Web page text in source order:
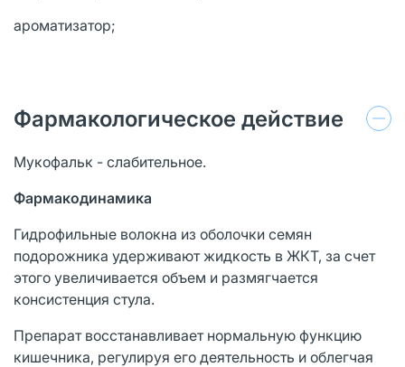
ароматизатор;
Фармакологическое действие
Мукофальк - слабительное.
Фармакодинамика
Гидрофильные волокна из оболочки семян
подорожника удерживают жидкость в ЖКТ, за счет
этого увеличивается объем и размягчается
консистенция стула.
Препарат восстанавливает нормальную функцию
кишечника, регулируя его деятельность и облегчая